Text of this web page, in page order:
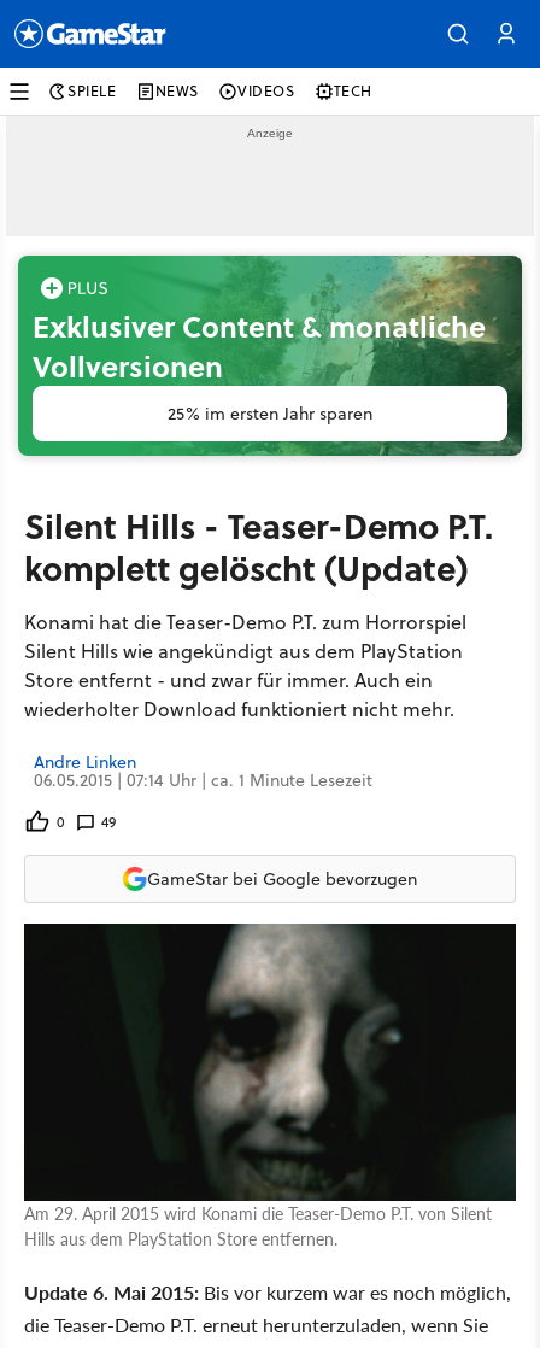
SPIELE NEWS VIDEOS TECH
Exklusiver Content & monatliche
Vollversionen
25% im ersten Jahr sparen
Silent Hills - Teaser-Demo P.T.
komplett gelöscht (Update)
Konami hat die Teaser-Demo P.T. zum Horrorspiel
Silent Hills wie angekündigt aus dem PlayStation
Store entfernt - und zwar für immer. Auch ein
wiederholter Download funktioniert nicht mehr.
Andre Linken
06.05.2015 | 07:14 Uhr | ca. 1 Minute Lesezeit
0 49
GameStar bei Google bevorzugen
Am 29. April 2015 wird Konami die Teaser-Demo P.T. von Silent
Hills aus dem PlayStation Store entfernen.
Update 6. Mai 2015: Bis vor kurzem war es noch möglich,
die Teaser-Demo P.T. erneut herunterzuladen, wenn Sie